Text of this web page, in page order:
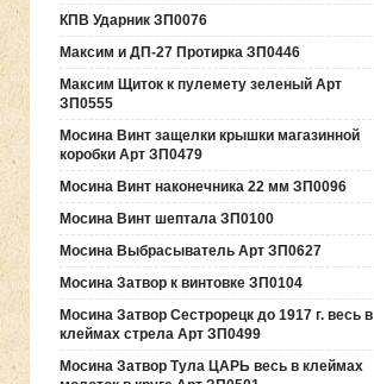
КПВ Ударник ЗП0076
Максим и ДП-27 Протирка ЗП0446
Максим Щиток к пулемету зеленый Арт
ЗП0555
Мосина Винт защелки крышки магазинной
коробки Арт ЗП0479
Мосина Винт наконечника 22 мм ЗП0096
Мосина Винт шептала ЗП0100
Мосина Выбрасыватель Арт ЗП0627
Мосина Затвор к винтовке ЗП0104
Мосина Затвор Сестрорецк до 1917 г. весь в
клеймах стрела Арт ЗП0499
Мосина Затвор Тула ЦАРЬ весь в клеймах